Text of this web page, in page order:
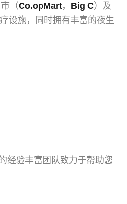
（Co.opMart， Big C）及
设施，同时拥有丰富的夜生
经验丰富团队致力于帮助您